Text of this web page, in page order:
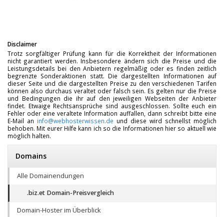
Disclaimer
Trotz sorgfältiger Prüfung kann für die Korrektheit der Informationen
nicht garantiert werden. Insbesondere ändern sich die Preise und die
Leistungsdetails bei den Anbietern regelmäßig oder es finden zeitlich
begrenzte Sonderaktionen statt. Die dargestellten Informationen auf
dieser Seite und die dargestellten Preise zu den verschiedenen Tarifen
können also durchaus veraltet oder falsch sein. Es gelten nur die Preise
und Bedingungen die ihr auf den jeweiligen Webseiten der Anbieter
findet. Etwaige Rechtsansprüche sind ausgeschlossen. Sollte euch ein
Fehler oder eine veraltete Information auffallen, dann schreibt bitte eine
E-Mail an info@webhosterwissen.de und diese wird schnellst möglich
behoben. Mit eurer Hilfe kann ich so die Informationen hier so aktuell wie
möglich halten.
Domains
Alle Domainendungen
.biz.et Domain-Preisvergleich
Domain-Hoster im Überblick